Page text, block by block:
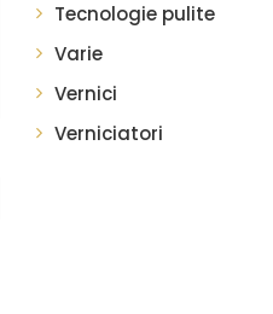
Tecnologie pulite
Varie
Vernici
Verniciatori